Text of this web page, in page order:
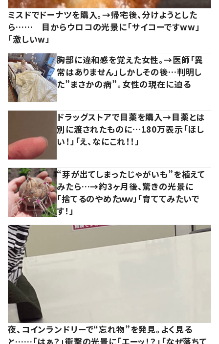
ミスドでドーナツを購入。→帰宅後、分けようとした
ら…… 目からウロコの光景に「サイコーですww」
「激しいw」
胸部に違和感を覚えた女性。→医師「異
常はありません」しかしその後…判明し
た”まさかの病”。女性の現在に迫る
ドラッグストアで目薬を購入→目薬とは
別に渡されたものに…180万表示「ほし
い！」「え、なにこれ！！」
“芽が出てしまったじゃがいも”を植えて
みたら…→約3ヶ月後、驚きの光景に
「捨てるのやめたｗｗ」「育ててみたいで
す！」
夜、コインランドリーで“忘れ物”を発見。よく見る
と……「はぁ？」衝撃の光景に「エーッ！？」「なぜ落ちて